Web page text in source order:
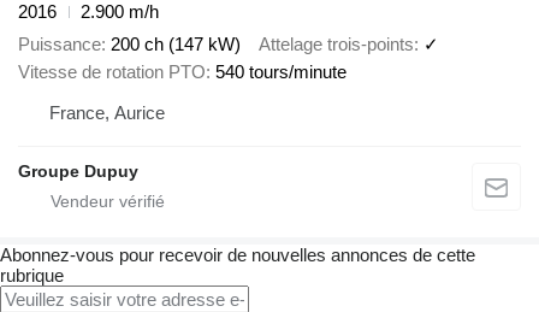
2016
2.900 m/h
Puissance 200 ch (147 kW) Attelage trois-points
✓
Vitesse de rotation PTO 540 tours/minute
France, Aurice
Groupe Dupuy
Abonnez-vous pour recevoir de nouvelles annonces de cette
rubrique